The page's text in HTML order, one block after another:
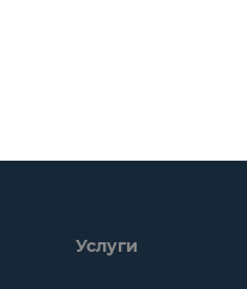
Услуги